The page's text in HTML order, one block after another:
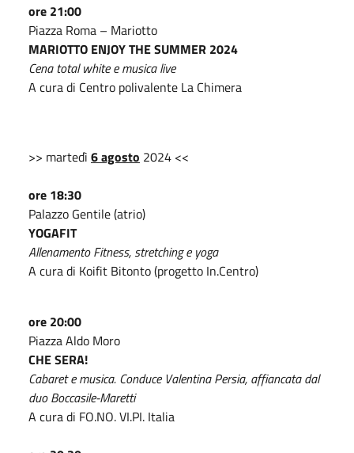
ore 21:00
Piazza Roma – Mariotto
MARIOTTO ENJOY THE SUMMER 2024
Cena total white e musica live
A cura di Centro polivalente La Chimera
>> martedì 6 agosto 2024 <<
ore 18:30
Palazzo Gentile (atrio)
YOGAFIT
Allenamento Fitness, stretching e yoga
A cura di Koifit Bitonto (progetto In.Centro)
ore 20:00
Piazza Aldo Moro
CHE SERA!
Cabaret e musica. Conduce Valentina Persia, affiancata dal
duo Boccasile-Maretti
A cura di FO.NO. VI.PI. Italia